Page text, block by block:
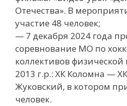
Отечества». В
участие 48 человек;
— 7 декабря 2024 года
соревнование МО по
коллективов физической
2013 г.р.: ХК Коломна —
Жуковский, в котором
человек.